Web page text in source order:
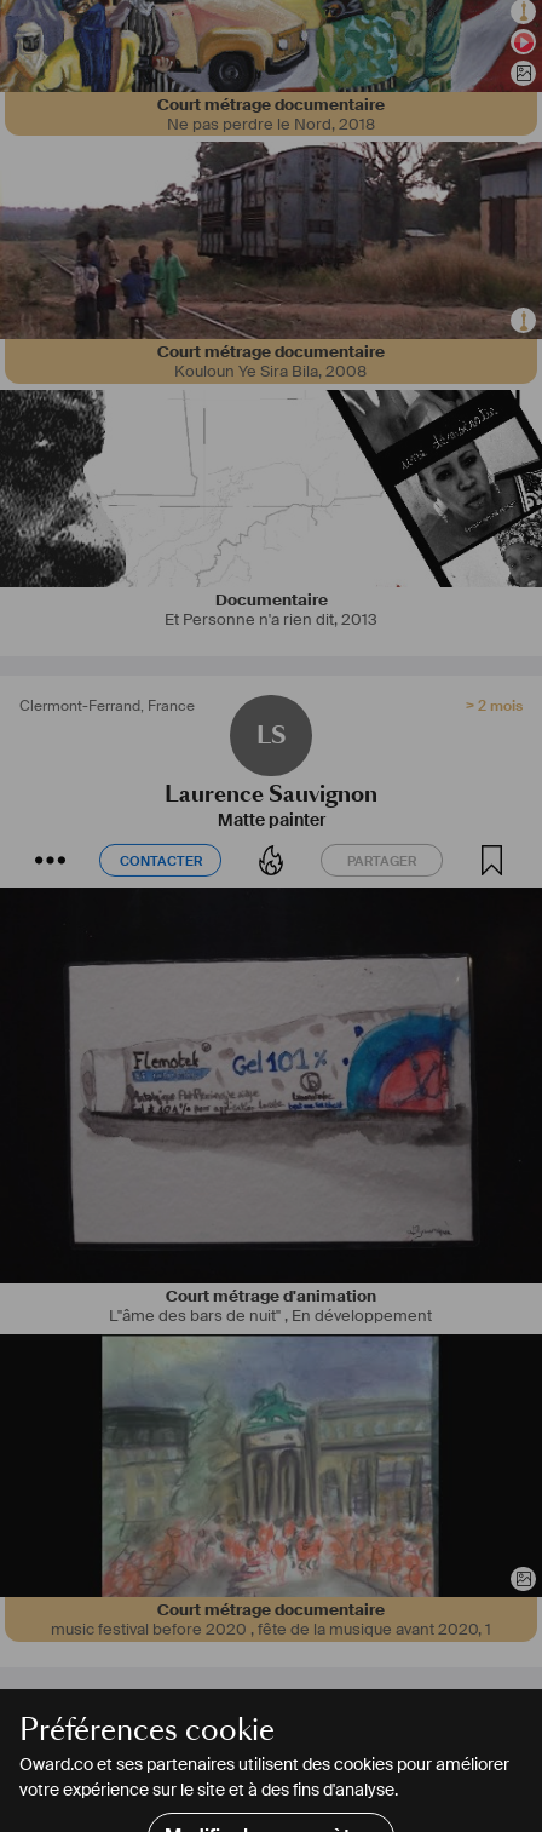
Préférences cookie
Oward.co et ses partenaires utilisent des cookies pour améliorer
votre expérience sur le site et à des fins d'analyse.
Court métrage documentaire
Ne pas perdre le Nord,2018
Court métrage documentaire
Kouloun Ye Sira Bila,2008
Documentaire
Et Personne n'a rien dit,2013
Clermont-Ferrand, France
LS
> 2 mois
Laurence Sauvignon
Matte painter
CONTACTER PARTAGER
CONTACTER PARTAGER
Court métrage d'animation
L"âme des bars de nuit" , En développement
Court métrage documentaire
music festival before 2020 , fête de la musique avant 2020,1